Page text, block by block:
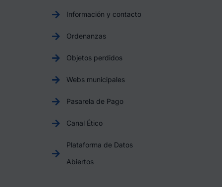
Información y contacto
Ordenanzas
Objetos perdidos
Webs municipales
Pasarela de Pago
Canal Ético
Plataforma de Datos
Abiertos